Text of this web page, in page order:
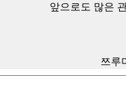
앞으로도 많은
쯔루미소